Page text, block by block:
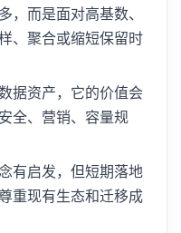
，而是面对高基数、
、聚合或缩短保留时
据资产，它的价值会
全、营销、容量规
有启发，但短期落地
重现有生态和迁移成